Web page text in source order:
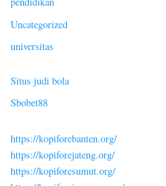
Uncategorized
universitas
Situs judi bola
Sbobet88
https://kopiforebanten.org/
https://kopiforejateng.org/
https://kopiforesumut.org/